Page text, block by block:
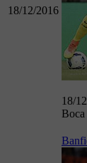
18/12/2016
18/